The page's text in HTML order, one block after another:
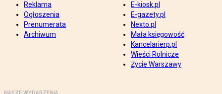
Reklama
Ogłoszenia
Prenumerata
Archiwum
E-kiosk.pl
E-gazety.pl
Nexto.pl
Mała księgowość
Kancelarierp.pl
Wieści Rolnicze
Życie Warszawy